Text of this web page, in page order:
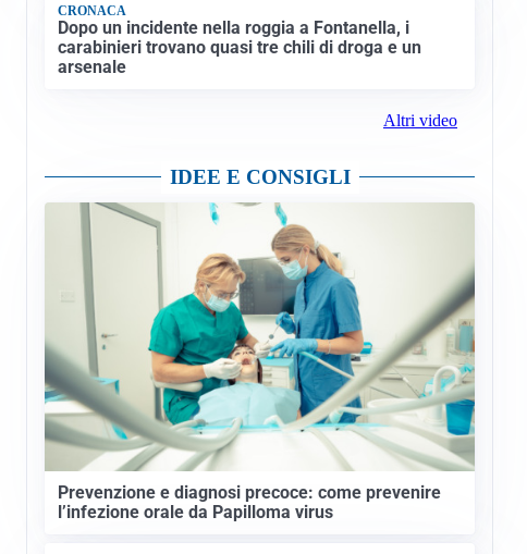
CRONACA
Dopo un incidente nella roggia a Fontanella, i
carabinieri trovano quasi tre chili di droga e un
arsenale
Altri video
IDEE E CONSIGLI
Prevenzione e diagnosi precoce: come prevenire
l’infezione orale da Papilloma virus